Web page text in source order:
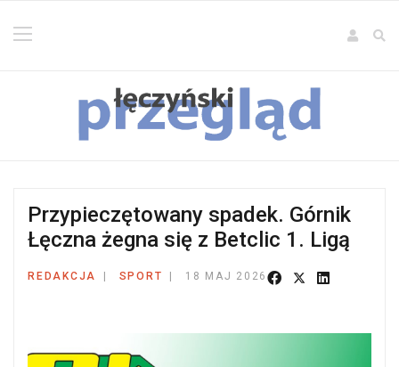
Przypieczętowany spadek. Górnik
Łęczna żegna się z Betclic 1. Ligą
REDAKCJA SPORT 18 MAJ 2026